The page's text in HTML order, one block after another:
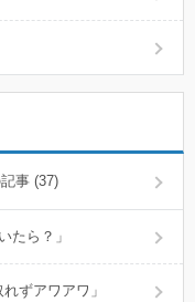
事 (37)
たら？」
ずアワアワ」